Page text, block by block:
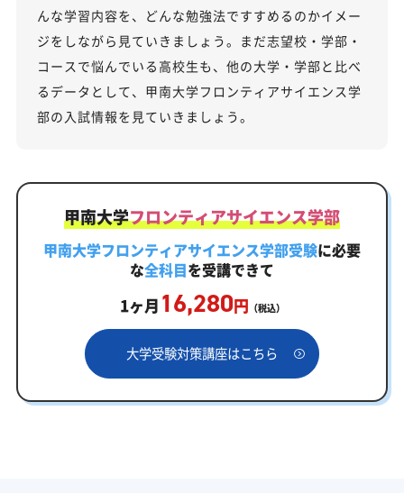
んな学習内容を、どんな勉強法ですすめるのかイメー
ジをしながら見ていきましょう。まだ志望校・学部・
コースで悩んでいる高校生も、他の大学・学部と比べ
るデータとして、甲南大学フロンティアサイエンス学
部の入試情報を見ていきましょう。
甲南大学フロンティアサイエンス学部
甲南大学フロンティアサイエンス学部受験に必要
な全科目を受講できて
1ヶ月 16,280円 （税込）
大学受験対策講座はこちら